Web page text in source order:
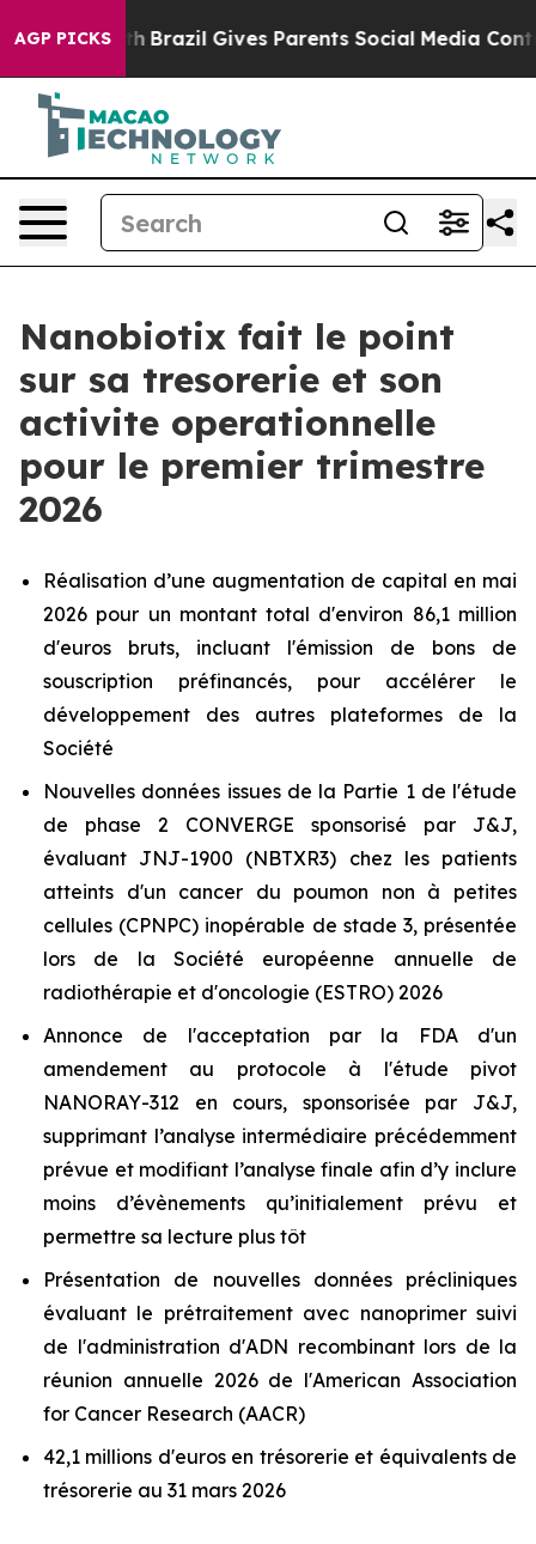
AGP PICKS
Brazil Gives Parents Social Media Controls for
Nanobiotix fait le point
sur sa tresorerie et son
activite operationnelle
pour le premier trimestre
2026
Réalisation d’une augmentation de capital en mai
2026 pour un montant total d'environ 86,1 million
d'euros bruts, incluant l'émission de bons de
souscription préfinancés, pour accélérer le
développement des autres plateformes de la
Société
Nouvelles données issues de la Partie 1 de l'étude
de phase 2 CONVERGE sponsorisé par J&J,
évaluant JNJ-1900 (NBTXR3) chez les patients
atteints d'un cancer du poumon non à petites
cellules (CPNPC) inopérable de stade 3, présentée
lors de la Société européenne annuelle de
radiothérapie et d'oncologie (ESTRO) 2026
Annonce de l'acceptation par la FDA d'un
amendement au protocole à l'étude pivot
NANORAY-312 en cours, sponsorisée par J&J,
supprimant l’analyse intermédiaire précédemment
prévue et modifiant l’analyse finale afin d’y inclure
moins d’évènements qu’initialement prévu et
permettre sa lecture plus tôt
Présentation de nouvelles données précliniques
évaluant le prétraitement avec nanoprimer suivi
de l'administration d'ADN recombinant lors de la
réunion annuelle 2026 de l'American Association
for Cancer Research (AACR)
42,1 millions d'euros en trésorerie et équivalents de
trésorerie au 31 mars 2026